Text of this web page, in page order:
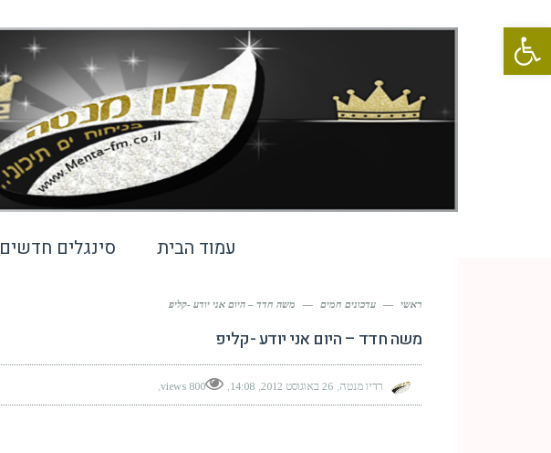
פתח סרגל נגישות
עמוד הבית סינגלים חדשים
ראשי — עדכונים חמים — משה חדד – היום אני יודע -קליפ
משה חדד – היום אני יודע -קליפ
רדיו מנטה 26 באוגוסט 2012 14:08
800 views